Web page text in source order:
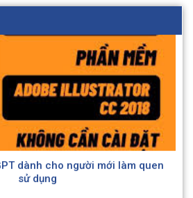
Chăm sóc và PHCN người tâm
tích cực tham gia Hội thao của
79 năm Ngày Truyền thống
binh và Xã hội (28/8/1945
– 28/8/2024)
dành cho người mới làm quen
sử dụng